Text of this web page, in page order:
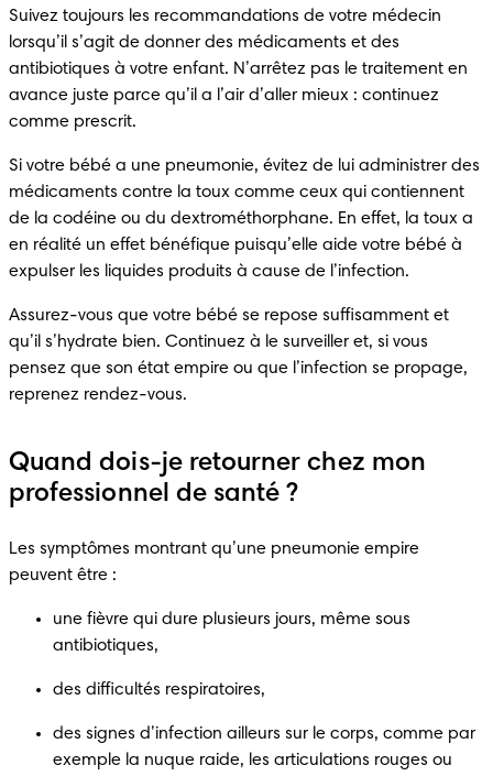
Suivez toujours les recommandations de votre médecin
lorsqu’il s’agit de donner des médicaments et des
antibiotiques à votre enfant. N’arrêtez pas le traitement en
avance juste parce qu’il a l’air d’aller mieux : continuez
comme prescrit.
Si votre bébé a une pneumonie, évitez de lui administrer des
médicaments contre la toux comme ceux qui contiennent
de la codéine ou du dextrométhorphane. En effet, la toux a
en réalité un effet bénéfique puisqu’elle aide votre bébé à
expulser les liquides produits à cause de l’infection.
Assurez-vous que votre bébé se repose suffisamment et
qu’il s’hydrate bien. Continuez à le surveiller et, si vous
pensez que son état empire ou que l’infection se propage,
reprenez rendez-vous.
Quand dois-je retourner chez mon
professionnel de santé ?
Les symptômes montrant qu’une pneumonie empire
peuvent être :
une fièvre qui dure plusieurs jours, même sous
antibiotiques,
des difficultés respiratoires,
des signes d’infection ailleurs sur le corps, comme par
exemple la nuque raide, les articulations rouges ou